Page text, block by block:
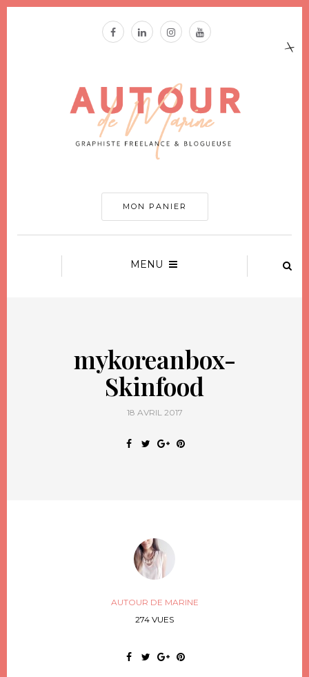
MON PANIER
MENU
mykoreanbox-
Skinfood
18 AVRIL 2017
AUTOUR DE MARINE
274 VUES